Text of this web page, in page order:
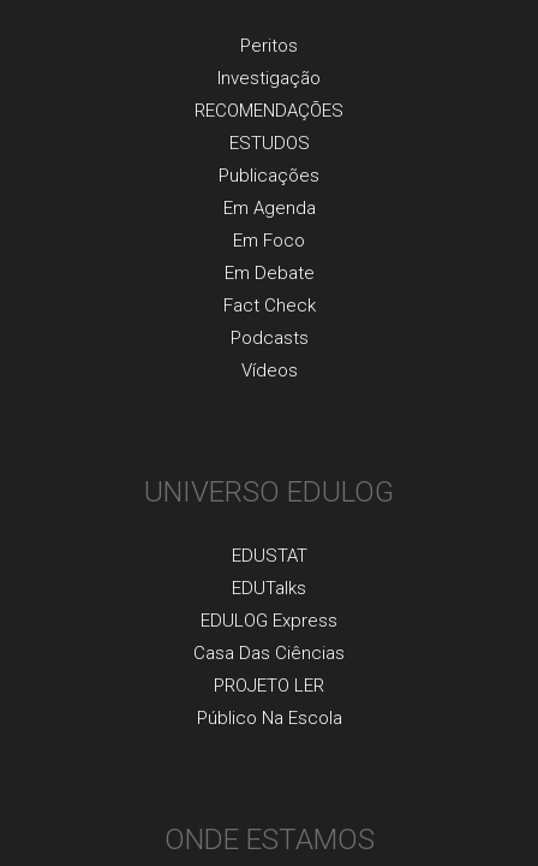
Peritos
Investigaçãо
RECOMENDAÇÕES
ESTUDOS
Publicaçõеs
Em Agenda
Em Foco
Em Debate
Fact Check
Podcasts
Vídeos
UNIVERSO EDULOG
EDUSTAT
EDUTalks
EDULOG Express
Casa Das Ciências
PROJETO LER
Público Na Escola
ONDE ESTAMOS